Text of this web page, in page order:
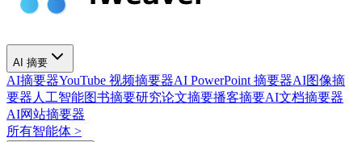
AI 摘要
AI摘要器YouTube 视频摘要器AI PowerPoint 摘要器AI图像摘
要器 人工智能图书摘要研究论文摘要播客摘要AI文档摘要器
AI网站摘要器
所有智能体 >